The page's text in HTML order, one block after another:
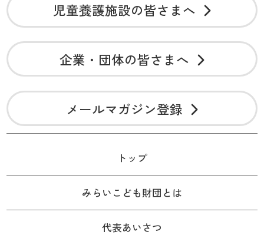
児童養護施設の皆さまへ
企業・団体の皆さまへ
メールマガジン登録
トップ
みらいこども財団とは
代表あいさつ